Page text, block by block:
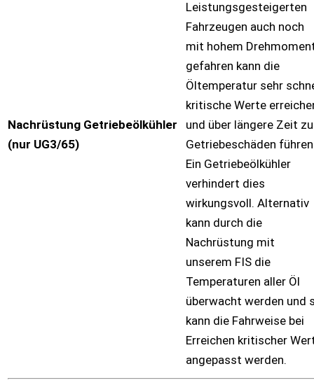
Nachrüstung Getriebeölkühler
(nur UG3/65)
Leistungsgesteigerten
Fahrzeugen auch noch
mit hohem
gefahren kann die
Öltemperatur sehr
kritische Werte
und über längere Zeit zu
Getriebeschäden
Ein Getriebeölkühler
verhindert dies
wirkungsvoll. Alternativ
kann durch die
Nachrüstung mit
unserem FIS die
Temperaturen aller Öl
überwacht werden und
kann die Fahrweise bei
Erreichen kritischer
angepasst werden.